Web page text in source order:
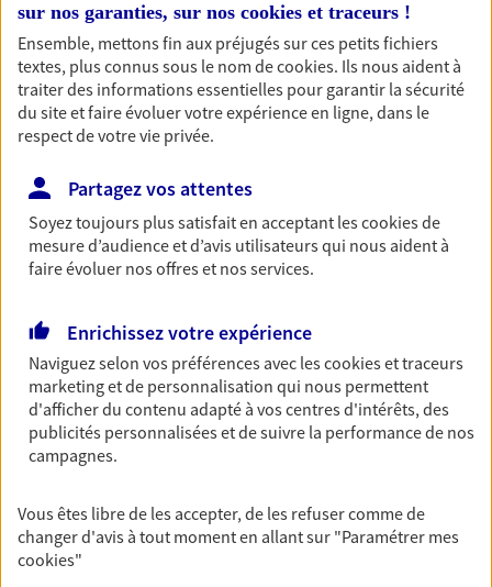
Nos offres phares
Épargne
immobilier, études des enfants ou voyage autour
du monde… Épargnez à votre rythme et
simplement, selon votre profil.
Préparez sereinement ce nouveau chapitre de
votre vie avec les conseils d'un expert. Découvrez
notre solution PER (Plan Epargne Retraite)
spécialement conçue pour la retraite.
Couvrez vos dépenses de santé ainsi que celles de
votre famille avec la complémentaire santé qui
vous ressemble.
sur nos garanties, sur nos cookies et traceurs !
Ensemble, mettons fin aux préjugés sur ces petits fichiers
textes, plus connus sous le nom decookies. Ils nous aident à
traiter des informations essentielles pour garantir la sécurité
du site et faire évoluer votre expérience en ligne, dans le
respect de votre vie privée.
Partagez vos attentes
Soyez toujours plus satisfait en acceptant lescookiesde
mesure d’audience et d’avis utilisateurs qui nous aident à
faire évoluer nos offres et nos services.
Enrichissez votre expérience
Naviguez selon vos préférences avec lescookies et traceurs
marketing et de personnalisation qui nous permettent
d'afficher du contenu adapté à vos centres d'intérêts, des
publicités personnalisées et de suivre la performance de nos
campagnes.
Vous êtes libre de les accepter, de les refuser comme de
changer d'avis à tout moment en allant sur "Paramétrer mes
cookies"